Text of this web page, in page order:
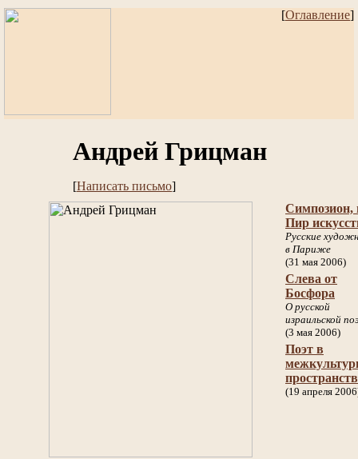
[Оглавление]
Андрей Грицман
[Написать письмо]
Симпозион,
Пир
Русские
в Париже
(31 мая 2006)
Слева от
Босфора
О русской
израильской
(3 мая 2006)
Поэт в
(19 апреля